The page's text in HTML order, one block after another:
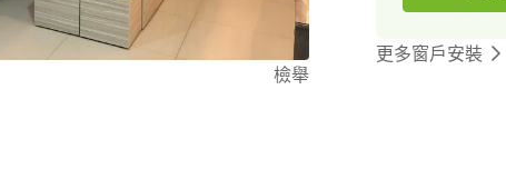
檢舉
更多窗戶安裝